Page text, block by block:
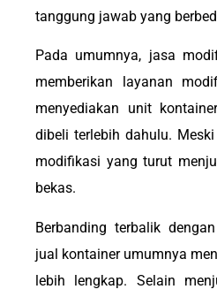
tanggung jawab yang
Pada umumnya, jasa
memberikan layanan
menyediakan unit
dibeli terlebih dahulu.
modifikasi yang turut
bekas.
Berbanding terbalik
jual kontainer umumnya
lebih lengkap. Selain